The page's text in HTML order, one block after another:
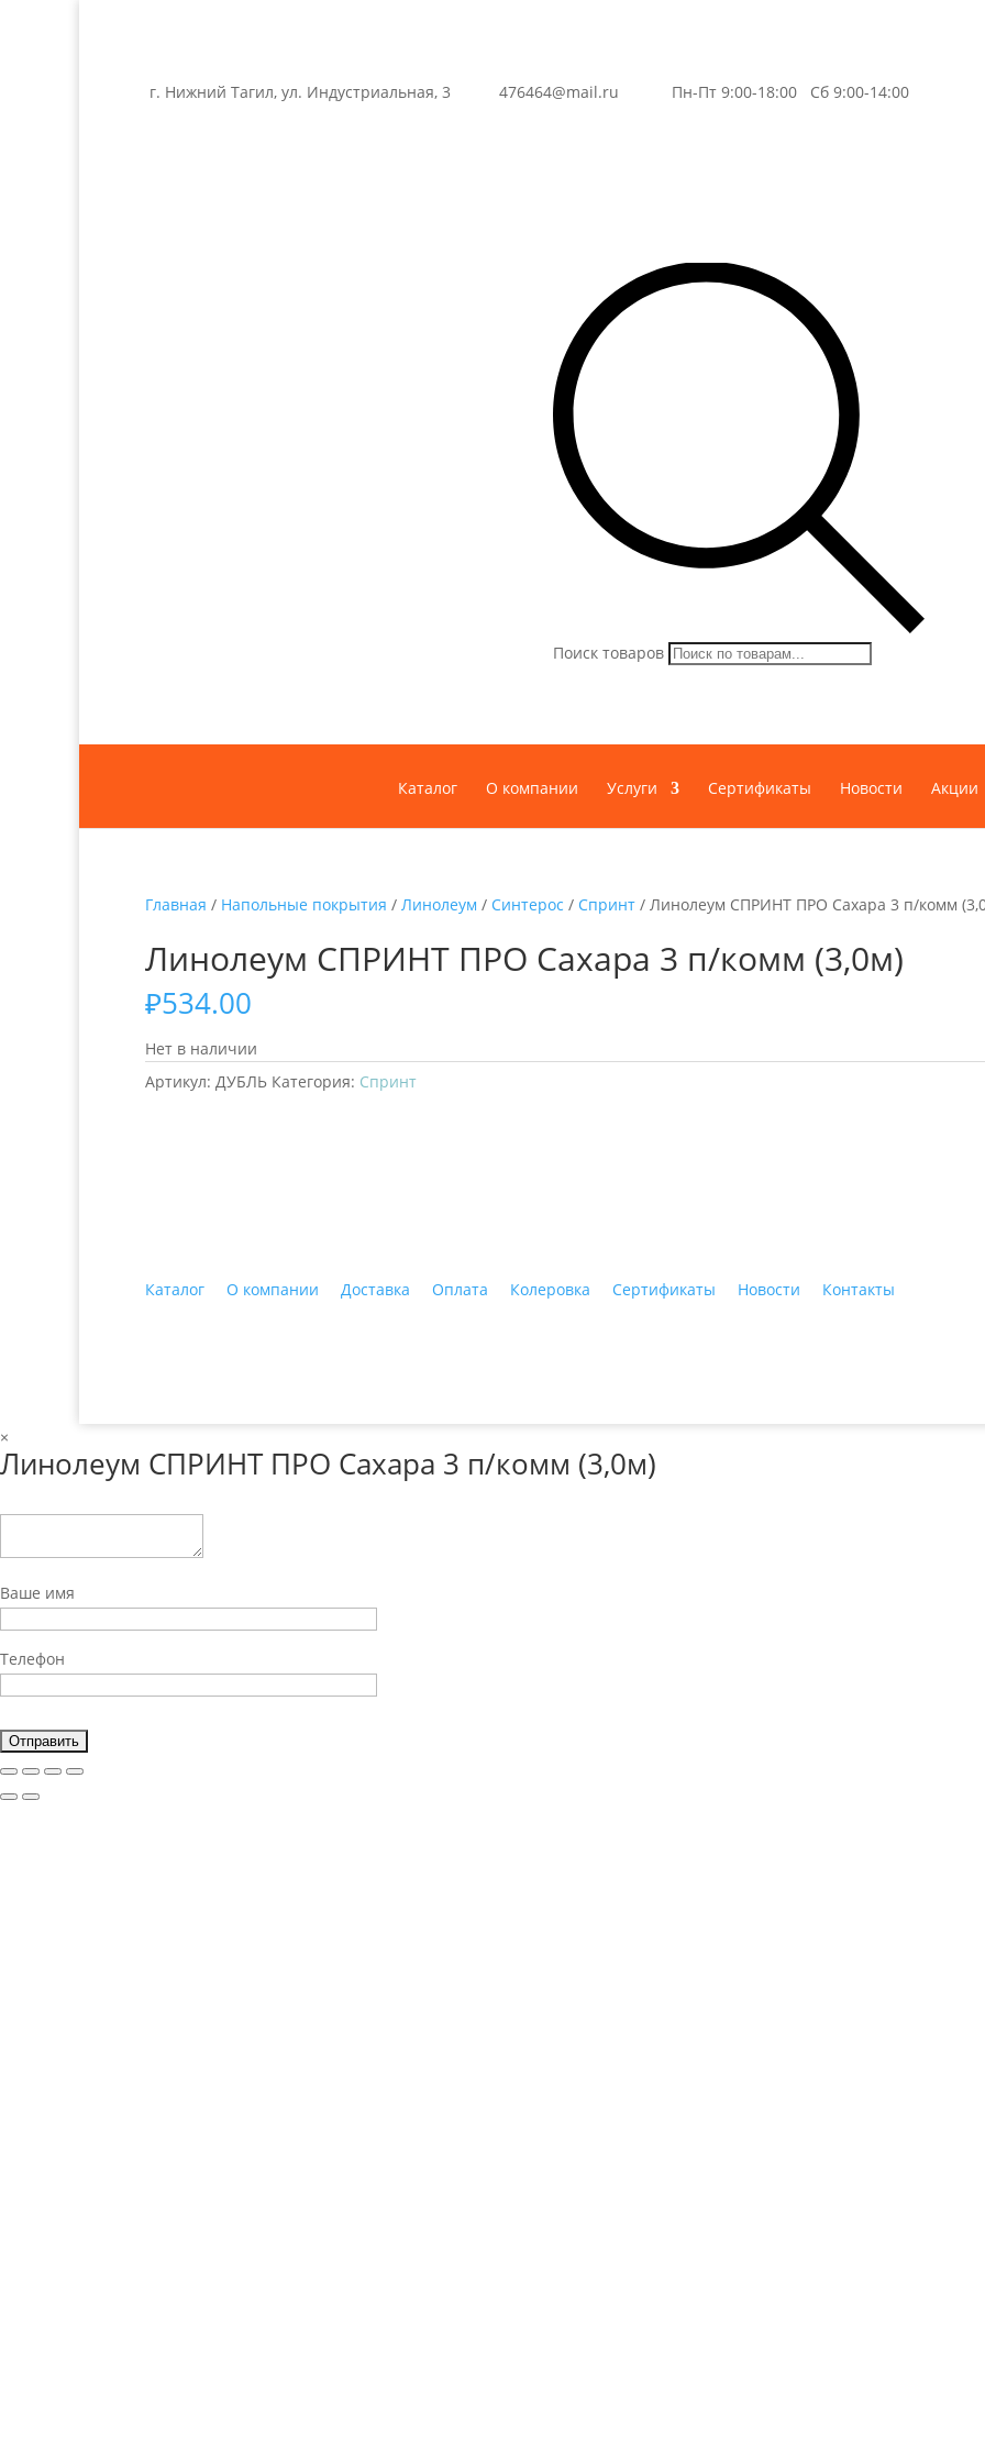
г. Нижний Тагил, ул. Индустриальная, 3 476464@mail.ru Пн-Пт 9:00-18:00 Сб 9:00-14:00
Поиск товаров
Каталог О компании Услуги Сертификаты Новости Акции
Главная / Напольные покрытия / Линолеум / Синтерос / Спринт / Линолеум СПРИНТ ПРО Сахара 3 п/комм
Линолеум СПРИНТ ПРО Сахара 3 п/комм (3,0м)
₽534.00
Нет в наличии
Артикул: ДУБЛЬ Категория: Спринт
Каталог О компании Доставка Оплата Колеровка Сертификаты Новости Контакты
×
Линолеум СПРИНТ ПРО Сахара 3 п/комм (3,0м)
Ваше имя
Телефон